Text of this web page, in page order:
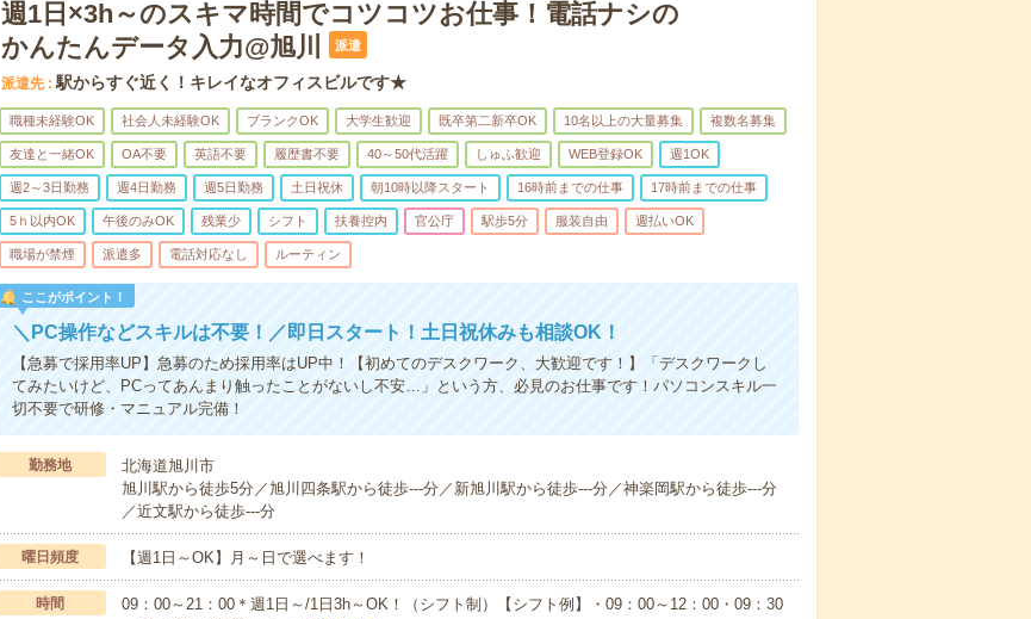
週1日×3h～のスキマ時間でコツコツお仕事！電話ナシの
かんたんデータ入力@旭川
派遣
派遣先 駅からすぐ近く！キレイなオフィスビルです★
職種未経験OK 社会人未経験OK ブランクOK 大学生歓迎 既卒第二新卒OK 10名以上の大量募集 複数名募集
友達と一緒OK OA不要 英語不要 履歴書不要 40～50代活躍 しゅふ歓迎 WEB登録OK 週1OK
週2～3日勤務 週4日勤務 週5日勤務 土日祝休 朝10時以降スタート 16時前までの仕事 17時前までの仕事
5ｈ以内OK 午後のみOK 残業少 シフト 扶養控内 官公庁 駅歩5分 服装自由 週払いOK
職場が禁煙 派遣多 電話対応なし ルーティン
ここがポイント！
＼PC操作などスキルは不要！／即日スタート！土日祝休みも相談OK！
【急募で採用率UP】急募のため採用率はUP中！【初めてのデスクワーク、大歓迎です！】「デスクワークし
てみたいけど、PCってあんまり触ったことがないし不安…」という方、必見のお仕事です！パソコンスキル一
切不要で研修・マニュアル完備！
勤務地
北海道旭川市
旭川駅から徒歩5分／旭川四条駅から徒歩---分／新旭川駅から徒歩---分／神楽岡駅から徒歩---分
／近文駅から徒歩---分
曜日頻度 【週1日～OK】月～日で選べます！
時間
09：00～21：00＊週1日～/1日3h～OK！（シフト制）【シフト例】・09：00～12：00・09：30